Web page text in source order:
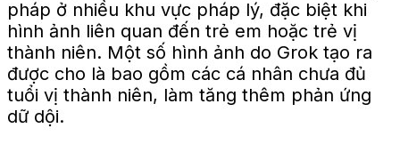
pháp ở nhiều khu vực pháp lý, đặc biệt khi
hình ảnh liên quan đến trẻ em hoặc trẻ vị
thành niên. Một số hình ảnh do Grok tạo ra
được cho là bao gồm các cá nhân chưa đủ
tuổi vị thành niên, làm tăng thêm phản ứng
dữ dội.